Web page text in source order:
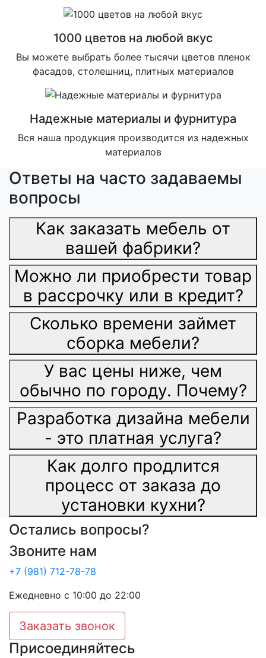
1000 цветов на любой вкус
Вы можете выбрать более тысячи цветов пленок
фасадов, столешниц, плитных материалов
Надежные материалы и фурнитура
Вся наша продукция производится из надежных
материалов
Ответы на часто задаваемы
вопросы
Как заказать мебель от
вашей фабрики?
Можно ли приобрести товар
в рассрочку или в кредит?
Сколько времени займет
сборка мебели?
У вас цены ниже, чем
обычно по городу. Почему?
Разработка дизайна мебели
- это платная услуга?
Как долго продлится
процесс от заказа до
установки кухни?
Остались вопросы?
Звоните нам
+7 (981) 712-78-78
Ежедневно с 10:00 до 22:00
Заказать звонок
Присоединяйтесь